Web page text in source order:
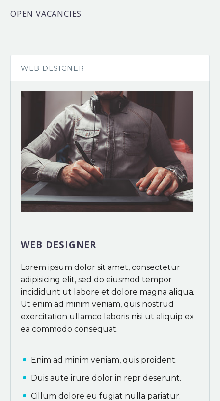
OPEN VACANCIES
WEB DESIGNER
WEB DESIGNER
Lorem ipsum dolor sit amet, consectetur
adipisicing elit, sed do eiusmod tempor
incididunt ut labore et dolore magna aliqua.
Ut enim ad minim veniam, quis nostrud
exercitation ullamco laboris nisi ut aliquip ex
ea commodo consequat.
Enim ad minim veniam, quis proident.
Duis aute irure dolor in repr deserunt.
Cillum dolore eu fugiat nulla pariatur.